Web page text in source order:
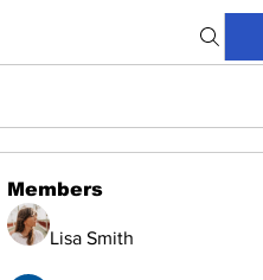
Members
Lisa Smith